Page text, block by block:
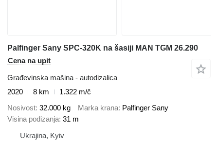
Palfinger Sany SPC-320K na šasiji MAN TGM 26.290
Cena na upit
Građevinska mašina - autodizalica
2020
8 km
1.322 m/č
Nosivost 32.000 kg Marka krana Palfinger Sany
Visina podizanja 31 m
Ukrajina, Kyiv